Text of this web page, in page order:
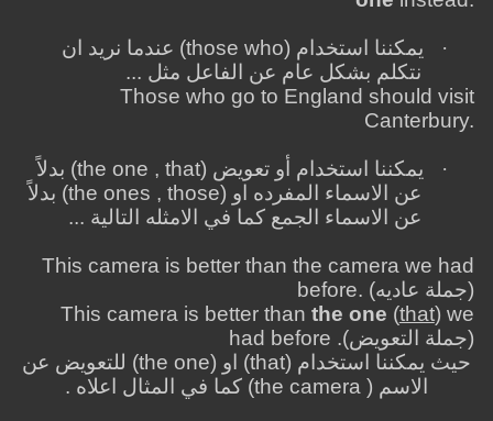
· يمكننا استخدام (those who) عندما نريد ان
نتكلم بشكل عام عن الفاعل مثل ...
Those who go to England should visit
Canterbury.
· يمكننا استخدام أو تعويض (the one , that) بدلاً
عن الاسماء المفرده او (the ones , those) بدلاً
عن الاسماء الجمع كما في الامثله التالية ...
This camera is better than the camera we had
before. (جملة عاديه)
This camera is better than the one (that) we
had before .(جملة التعويض)
حيث يمكننا استخدام (that) او (the one) للتعويض عن
الاسم ( the camera) كما في المثال اعلاه .